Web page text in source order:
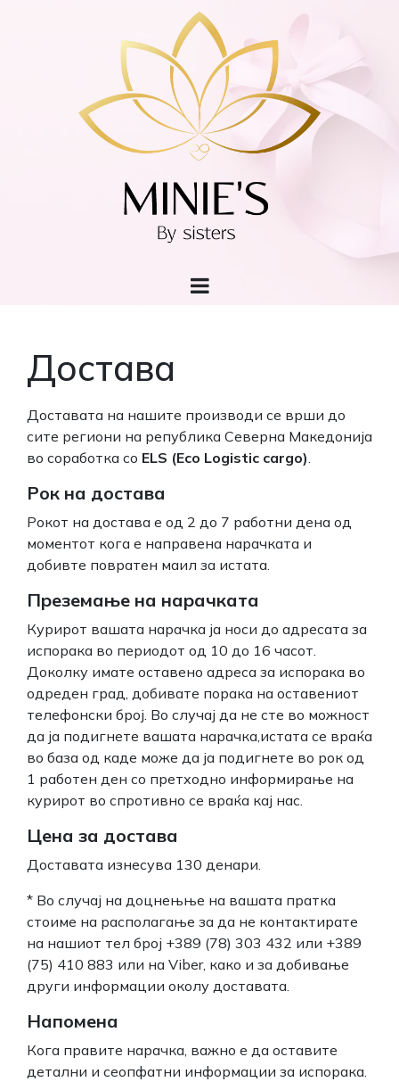
Достава
Доставата на нашите производи се врши до
сите региони на република Северна Македонија
во соработка со ELS (Eco Logistic cargo).
Рок на достава
Рокот на достава е од 2 до 7 работни дена од
моментот кога е направена нарачката и
добивте повратен маил за истата.
Преземање на нарачката
Курирот вашата нарачка ја носи до адресата за
испорака во периодот од 10 до 16 часот.
Доколку имате оставено адреса за испорака во
одреден град, добивате порака на оставениот
телефонски број. Во случај да не сте во можност
да ја подигнете вашата нарачка,истата се враќа
во база од каде може да ја подигнете во рок од
1 работен ден со претходно информирање на
курирот во спротивно се враќа кај нас.
Цена за достава
Доставата изнесува 130 денари.
* Во случај на доцнењње на вашата пратка
стоиме на располагање за да не контактирате
на нашиот тел број +389 (78) 303 432 или +389
(75) 410 883 или на Viber, како и за добивање
други информации околу доставата.
Напомена
Кога правите нарачка, важно е да оставите
детални и сеопфатни информации за испорака.